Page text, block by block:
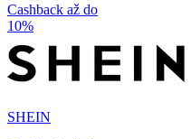
Cashback až do
10%
SHEIN